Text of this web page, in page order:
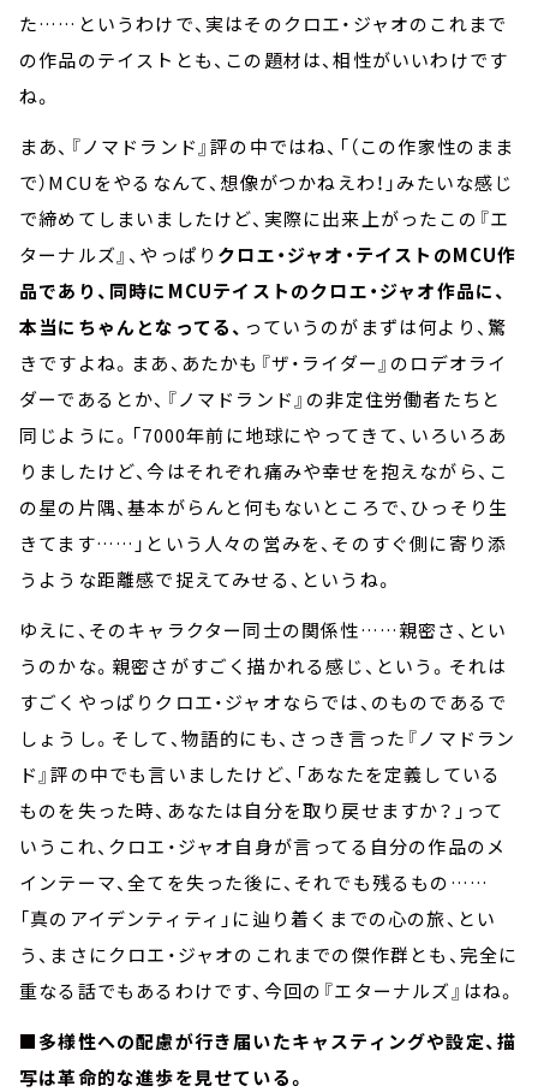
た……というわけで、実はそのクロエ・ジャオのこれまで
の作品のテイストとも、この題材は、相性がいいわけです
ね。
まあ、『ノマドランド』評の中ではね、「（この作家性のまま
で）MCUをやるなんて、想像がつかねえわ！」みたいな感じ
で締めてしまいましたけど、実際に出来上がったこの『エ
ターナルズ』、やっぱり クロエ・ジャオ・テイストのMCU作
品であり、同時にMCUテイストのクロエ・ジャオ作品に、
本当にちゃんとなってる、 っていうのがまずは何より、驚
きですよね。まあ、あたかも『ザ・ライダー』のロデオライ
ダーであるとか、『ノマドランド』の非定住労働者たちと
同じように。「7000年前に地球にやってきて、いろいろあ
りましたけど、今はそれぞれ痛みや幸せを抱えながら、こ
の星の片隅、基本がらんと何もないところで、ひっそり生
きてます……」という人々の営みを、そのすぐ側に寄り添
うような距離感で捉えてみせる、というね。
ゆえに、そのキャラクター同士の関係性……親密さ、とい
うのかな。親密さがすごく描かれる感じ、という。それは
すごくやっぱりクロエ・ジャオならでは、のものであるで
しょうし。そして、物語的にも、さっき言った『ノマドラン
ド』評の中でも言いましたけど、「あなたを定義している
ものを失った時、あなたは自分を取り戻せますか？」って
いうこれ、クロエ・ジャオ自身が言ってる自分の作品のメ
インテーマ、全てを失った後に、それでも残るもの……
「真のアイデンティティ」に辿り着くまでの心の旅、とい
う、まさにクロエ・ジャオのこれまでの傑作群とも、完全に
重なる話でもあるわけです、今回の『エターナルズ』はね。
■多様性への配慮が行き届いたキャスティングや設定、描
写は革命的な進歩を見せている。